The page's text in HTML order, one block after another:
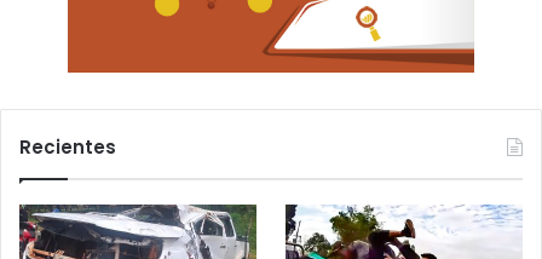
Recientes